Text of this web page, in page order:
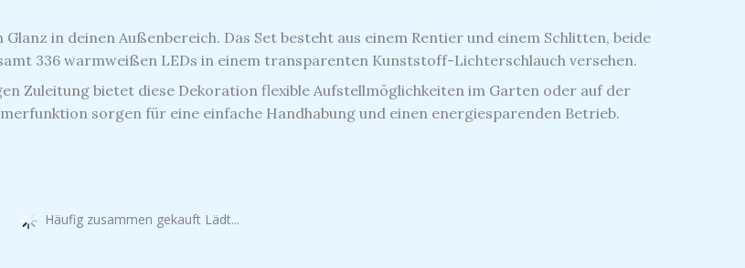
in deinen Außenbereich. Das Set besteht aus einem Rentier und einem Schlitten, beide
336 warmweißen LEDs in einem transparenten Kunststoff-Lichterschlauch versehen.
Zuleitung bietet diese Dekoration flexible Aufstellmöglichkeiten im Garten oder auf der
sorgen für eine einfache Handhabung und einen energiesparenden Betrieb.
Häufig zusammen gekauft Lädt...